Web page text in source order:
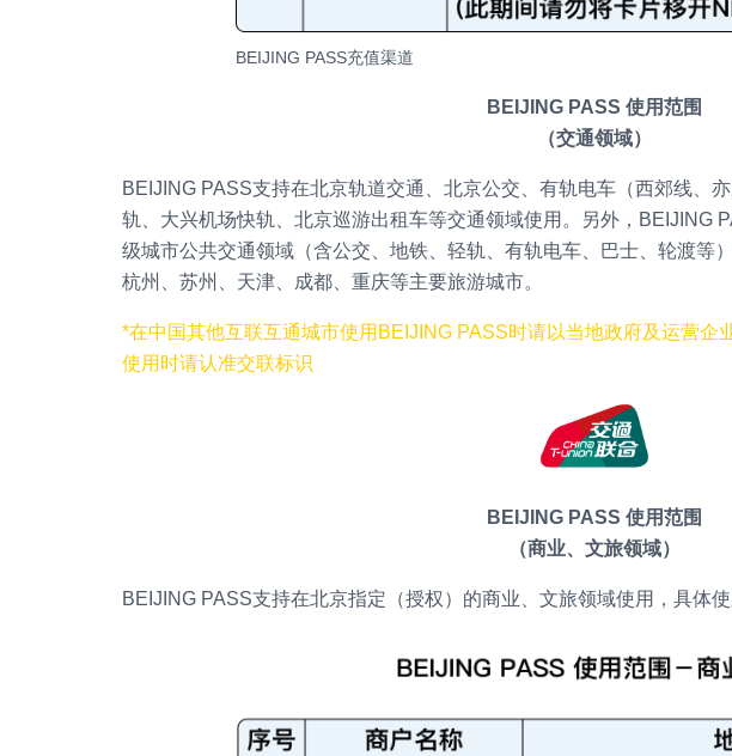
BEIJING PASS充值渠道
BEIJING PASS 使用范围
（交通领域）
BEIJING PASS支持在北京轨道交通、北京公交、有轨电车（西郊线、
轨、大兴机场快轨、北京巡游出租车等交通领域使用。另外，BEIJING
级城市公共交通领域（含公交、地铁、轻轨、有轨电车、巴士、轮渡等
杭州、苏州、天津、成都、重庆等主要旅游城市。
*在中国其他互联互通城市使用BEIJING PASS时请以当地政府及运营企
使用时请认准交联标识
BEIJING PASS 使用范围
（商业、文旅领域）
BEIJING PASS支持在北京指定（授权）的商业、文旅领域使用，具体